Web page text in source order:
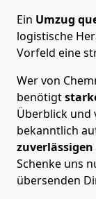
Ein Umzug
logistische
Vorfeld eine
Wer von
benötigt
Überblick und
bekanntlich
Schenke uns
übersenden